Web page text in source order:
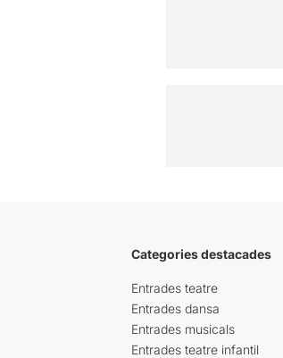
Categories destacades
Entrades teatre
Entrades dansa
Entrades musicals
Entrades teatre infantil